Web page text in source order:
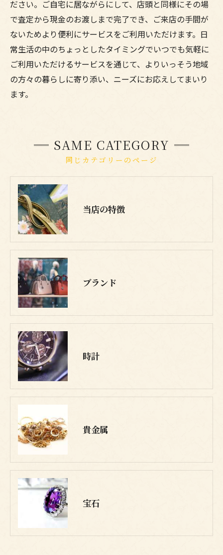
ださい。ご自宅に居ながらにして、店頭と同様にその場
で査定から現金のお渡しまで完了でき、ご来店の手間が
ないためより便利にサービスをご利用いただけます。日
常生活の中のちょっとしたタイミングでいつでも気軽に
ご利用いただけるサービスを通じて、よりいっそう地域
の方々の暮らしに寄り添い、ニーズにお応えしてまいり
ます。
同じカテゴリーのページ
SAME CATEGORY
当店の特徴
ブランド
時計
貴金属
宝石